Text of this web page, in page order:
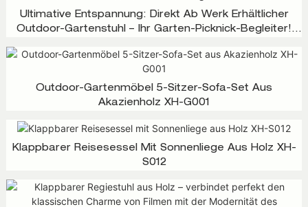
Ultimative Entspannung: Direkt Ab Werk Erhältlicher
Outdoor-Gartenstuhl – Ihr Garten-Picknick-Begleiter!
Outdoor-Gartenmöbel 5-Sitzer-Sofa-Set Aus
Akazienholz XH-G001
Klappbarer Reisesessel Mit Sonnenliege Aus Holz XH-
S012